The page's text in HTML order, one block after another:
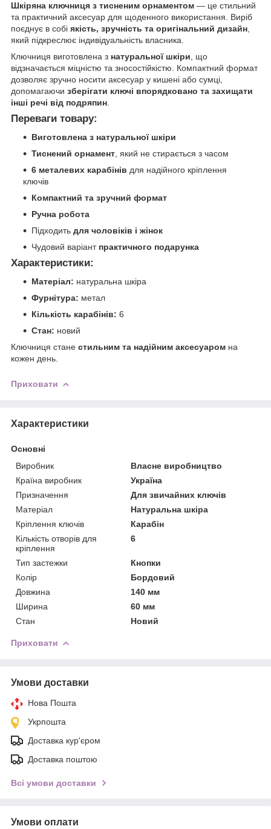
Шкіряна ключниця з тисненим орнаментом — це стильний
та практичний аксесуар для щоденного використання. Виріб
поєднує в собі якість, зручність та оригінальний дизайн,
який підкреслює індивідуальність власника.
Ключниця виготовлена з натуральної шкіри, що
відзначається міцністю та зносостійкістю. Компактний формат
дозволяє зручно носити аксесуар у кишені або сумці,
допомагаючи зберігати ключі впорядковано та захищати
інші речі від подряпин.
Переваги товару:
Виготовлена з натуральної шкіри
Тиснений орнамент, який не стирається з часом
6 металевих карабінів для надійного кріплення
ключів
Компактний та зручний формат
Ручна робота
Підходить для чоловіків і жінок
Чудовий варіант практичного подарунка
Характеристики:
Матеріал: натуральна шкіра
Фурнітура: метал
Кількість карабінів: 6
Стан: новий
Ключниця стане стильним та надійним аксесуаром на
кожен день.
Приховати
Характеристики
Основні
Виробник
Власне виробництво
Країна виробник
Україна
Призначення
Для звичайних ключів
Матеріал
Натуральна шкіра
Кріплення ключів
Карабін
Кількість отворів для
кріплення
6
Тип застежки
Кнопки
Колір
Бордовий
Довжина
140 мм
Ширина
60 мм
Стан
Новий
Приховати
Умови доставки
Нова Пошта
Укрпошта
Доставка кур'єром
Доставка поштою
Всі умови доставки
Умови оплати